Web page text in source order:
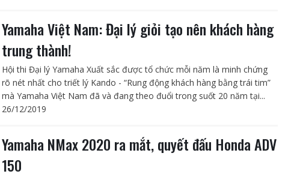
Yamaha Việt Nam: Đại lý giỏi tạo nên khách hàng
trung thành!
Hội thi Đại lý Yamaha Xuất sắc được tổ chức mỗi năm là minh chứng
rõ nét nhất cho triết lý Kando - “Rung động khách hàng bằng trái tim”
mà Yamaha Việt Nam đã và đang theo đuổi trong suốt 20 năm tại...
26/12/2019
Yamaha NMax 2020 ra mắt, quyết đấu Honda ADV
150